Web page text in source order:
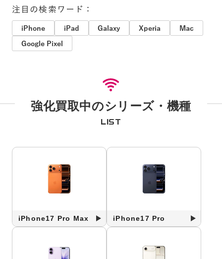
注目の検索ワード：
iPhone iPad Galaxy Xperia
Mac
Google Pixel
強化買取中のシリーズ・機種
LIST
iPhone17 Pro Max iPhone17 Pro